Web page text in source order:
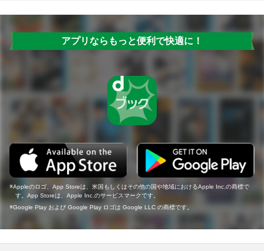
アプリならもっと便利で快適に！
Appleのロゴ、App Storeは、米国もしくはその他の国や地域におけるApple Inc.の商標で
す。App Storeは、Apple Inc.のサービスマークです。
Google Play および Google Play ロゴは Google LLC の商標です。